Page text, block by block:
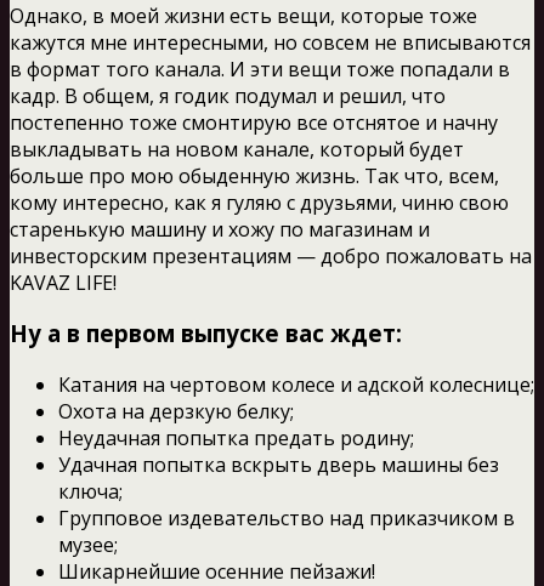
Однако, в моей жизни есть вещи, которые тоже
кажутся мне интересными, но совсем не вписываются
в формат того канала. И эти вещи тоже попадали в
кадр. В общем, я годик подумал и решил, что
постепенно тоже смонтирую все отснятое и начну
выкладывать на новом канале, который будет
больше про мою обыденную жизнь. Так что, всем,
кому интересно, как я гуляю с друзьями, чиню свою
старенькую машину и хожу по магазинам и
инвесторским презентациям — добро пожаловать на
KAVAZ LIFE!
Ну а в первом выпуске вас ждет:
Катания на чертовом колесе и адской колеснице;
Охота на дерзкую белку;
Неудачная попытка предать родину;
Удачная попытка вскрыть дверь машины без
ключа;
Групповое издевательство над приказчиком в
музее;
Шикарнейшие осенние пейзажи!